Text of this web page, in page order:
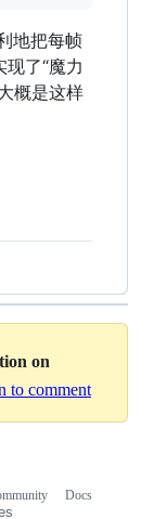
地把每帧
了“魔力
概是这样
on
to comment
Docs